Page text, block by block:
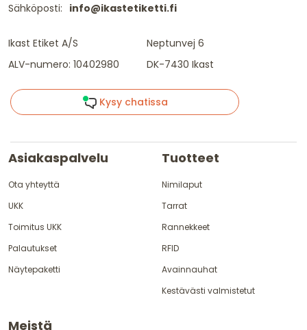
Sähköposti: info@ikastetiketti.fi
Ikast Etiket A/S
ALV-numero: 10402980
Neptunvej 6
DK-7430 Ikast
Kysy chatissa
Asiakaspalvelu
Ota yhteyttä
UKK
Toimitus UKK
Palautukset
Näytepaketti
Tuotteet
Nimilaput
Tarrat
Rannekkeet
RFID
Avainnauhat
Kestävästi valmistetut
Meistä